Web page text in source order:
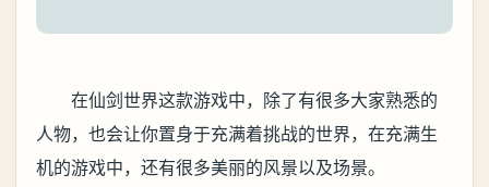
在仙剑世界这款游戏中，除了有很多大家熟悉的
人物，也会让你置身于充满着挑战的世界，在充满生
机的游戏中，还有很多美丽的风景以及场景。